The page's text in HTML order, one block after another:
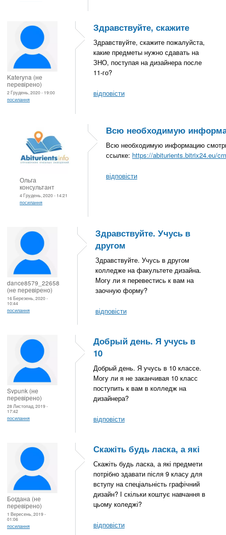
Kateryna (не
перевірено)
2 Грудень, 2020 - 19:00
посилання
Здравствуйте, скажите
Здравствуйте, скажите пожалуйста,
какие предметы нужно сдавать на
ЗНО, поступая на дизайнера после
11-го?
відповісти
Ольга
консультант
4 Грудень, 2020 - 14:21
посилання
Всю необходимую
Всю необходимую информацию
ссылке: https://abiturients.bitrix24.eu/
відповісти
dance8579_22658
(не перевірено)
16 Березень, 2020 -
10:44
посилання
Здравствуйте. Учусь в
другом
Здравствуйте. Учусь в другом
колледже на факультете дизайна.
Могу ли я перевестись к вам на
заочную форму?
відповісти
Svpunk (не
перевірено)
28 Листопад, 2019 -
17:42
посилання
Добрый день. Я учусь в
10
Добрый день. Я учусь в 10 классе.
Могу ли я не заканчивая 10 класс
поступить к вам в колледж на
дизайнера?
відповісти
Богдана (не
перевірено)
1 Вересень, 2019 -
01:06
посилання
Скажіть будь ласка, а які
Скажіть будь ласка, а які предмети
потрібно здавати після 9 класу для
вступу на спеціальність графічний
дизайн? І скільки коштує навчання в
цьому коледжі?
відповісти